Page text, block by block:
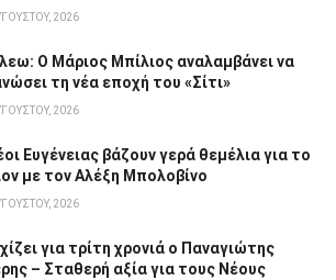
2026
Ο Μάριος Μπίλιος αναλαμβάνει να
τη νέα εποχή του «Σίτι»
2026
Ευγένειας βάζουν γερά θεμέλια για το
με τον Αλέξη Μπολοβίνο
2026
για τρίτη χρονιά ο Παναγιώτης
– Σταθερή αξία για τους Νέους